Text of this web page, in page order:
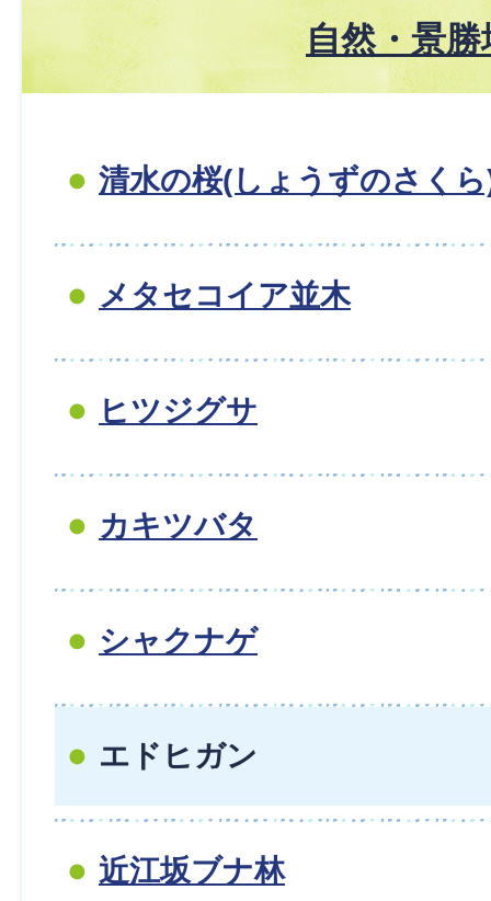
自然・景勝
清水の桜(しょうずのさく
メタセコイア並木
ヒツジグサ
カキツバタ
シャクナゲ
エドヒガン
近江坂ブナ林